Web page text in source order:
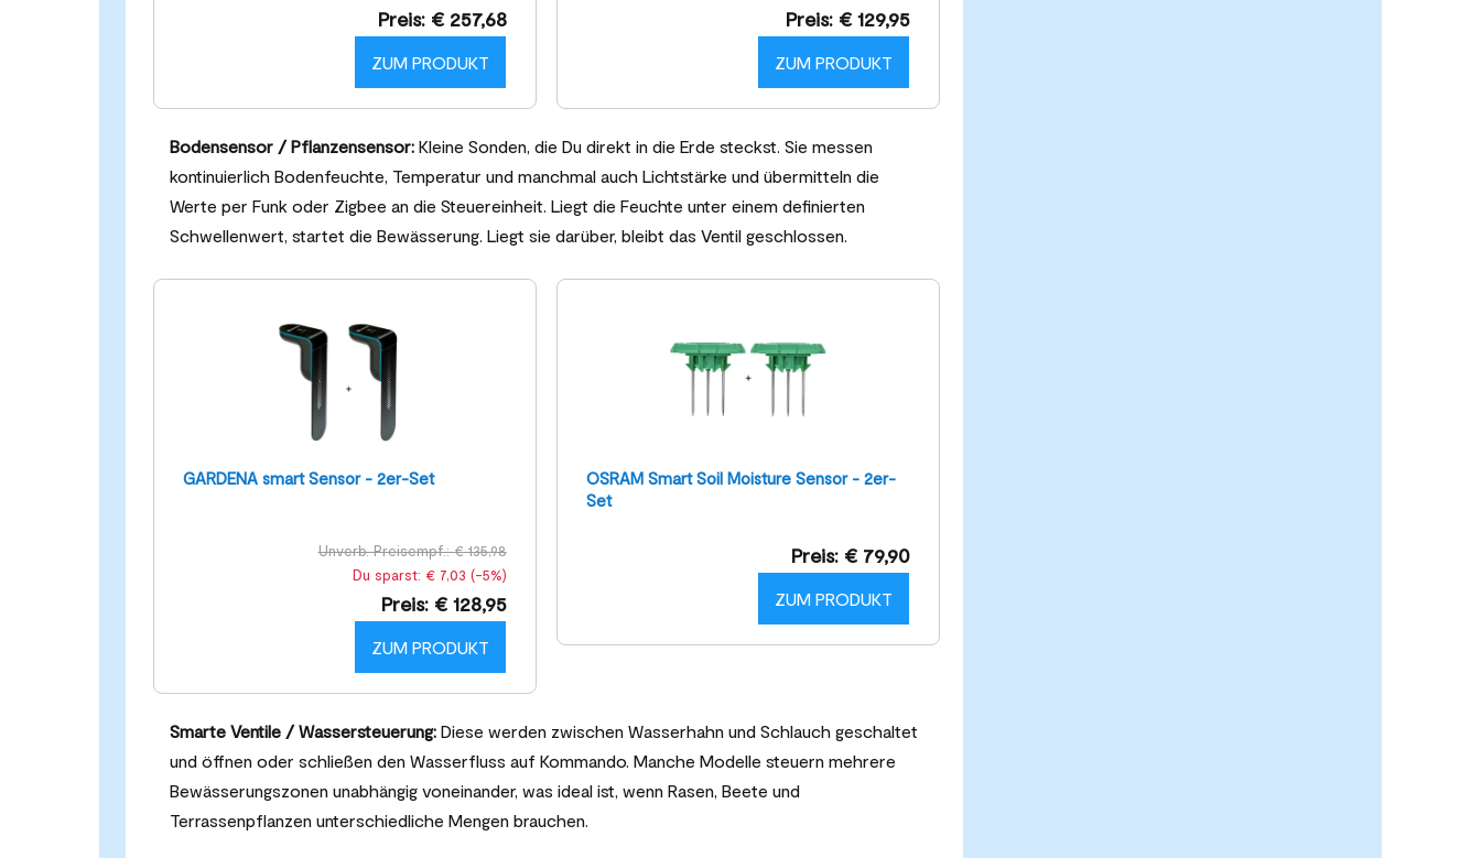
Preis: € 257,68
ZUM PRODUKT
Preis: € 129,95
ZUM PRODUKT
Bodensensor / Pflanzensensor: Kleine Sonden, die Du direkt in die Erde steckst. Sie messen
kontinuierlich Bodenfeuchte, Temperatur und manchmal auch Lichtstärke und übermitteln die
Werte per Funk oder Zigbee an die Steuereinheit. Liegt die Feuchte unter einem definierten
Schwellenwert, startet die Bewässerung. Liegt sie darüber, bleibt das Ventil geschlossen.
GARDENA smart Sensor - 2er-Set
Unverb. Preisempf.: € 135,98
Du sparst: € 7,03 (-5%)
Preis: € 128,95
ZUM PRODUKT
OSRAM Smart Soil Moisture Sensor - 2er-
Set
Preis: € 79,90
ZUM PRODUKT
Smarte Ventile / Wassersteuerung: Diese werden zwischen Wasserhahn und Schlauch geschaltet
und öffnen oder schließen den Wasserfluss auf Kommando. Manche Modelle steuern mehrere
Bewässerungszonen unabhängig voneinander, was ideal ist, wenn Rasen, Beete und
Terrassenpflanzen unterschiedliche Mengen brauchen.